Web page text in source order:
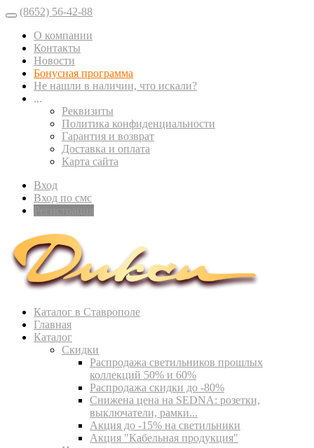
(8652) 56-42-88
О компании
Контакты
Новости
Бонусная программа
Не нашли в наличии, что искали?
...
Реквизиты
Политика конфиденциальности
Гарантия и возврат
Доставка и оплата
Карта сайта
Вход
Вход по смс
Каталог в Ставрополе
Главная
Каталог
Скидки
Распродажа светильников прошлых
коллекций 50% и 60%
Распродажа скидки до -80%
Cнижена цена на SEDNA: розетки,
выключатели, рамки...
Акция до -15% на светильники
Акция "Кабельная продукция"